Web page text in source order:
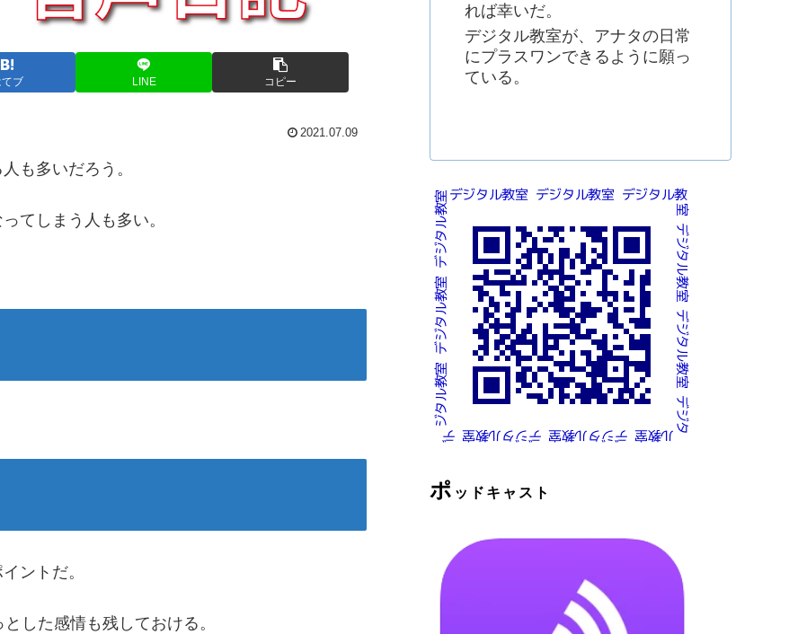
ブ LINE コピー
2021.07.09
も多いだろう。
てしまう人も多い。
ントだ。
した感情も残しておける。
れば幸いだ。
デジタル教室が、アナタの日常
にプラスワンできるように願っ
ている。
ポ ッドキャスト